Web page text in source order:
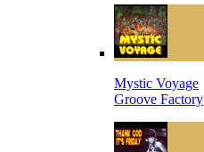
Mystic Voyage
Groove Factory